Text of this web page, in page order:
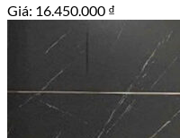
Giá: 16.450.000 ₫